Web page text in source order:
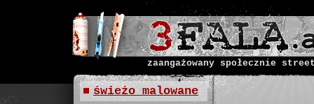
zaangażowany społecznie
świeżo malowane